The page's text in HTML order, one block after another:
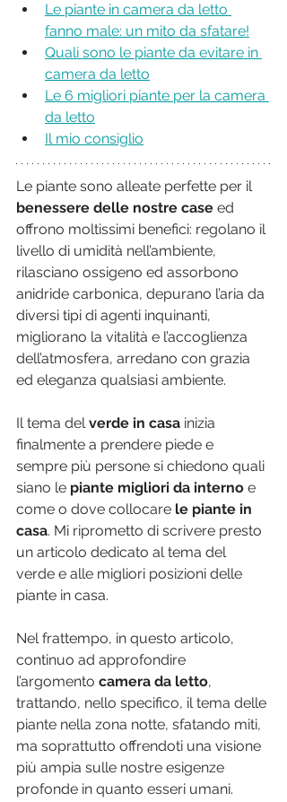
Le piante in camera da letto
fanno male: un mito da sfatare!
Quali sono le piante da evitare in
camera da letto
Le 6 migliori piante per la camera
da letto
Il mio consiglio
Le piante sono alleate perfette per il
benessere delle nostre case ed
offrono moltissimi benefici: regolano il
livello di umidità nell’ambiente,
rilasciano ossigeno ed assorbono
anidride carbonica, depurano l’aria da
diversi tipi di agenti inquinanti,
migliorano la vitalità e l’accoglienza
dell’atmosfera, arredano con grazia
ed eleganza qualsiasi ambiente.
Il tema del verde in casa inizia
finalmente a prendere piede e
sempre più persone si chiedono quali
siano le piante migliori da interno e
come o dove collocare le piante in
casa. Mi riprometto di scrivere presto
un articolo dedicato al tema del
verde e alle migliori posizioni delle
piante in casa.
Nel frattempo, in questo articolo,
continuo ad approfondire
l’argomento camera da letto,
trattando, nello specifico, il tema delle
piante nella zona notte, sfatando miti,
ma soprattutto offrendoti una visione
più ampia sulle nostre esigenze
profonde in quanto esseri umani.